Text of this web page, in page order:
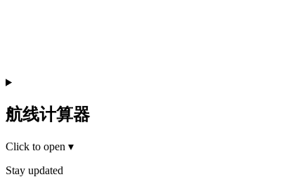
航线计算器
Click to open ▾
Stay updated